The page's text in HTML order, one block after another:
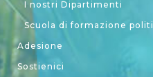
I nostri Dipartimenti
Scuola di formazione
Adesione
Sostienici